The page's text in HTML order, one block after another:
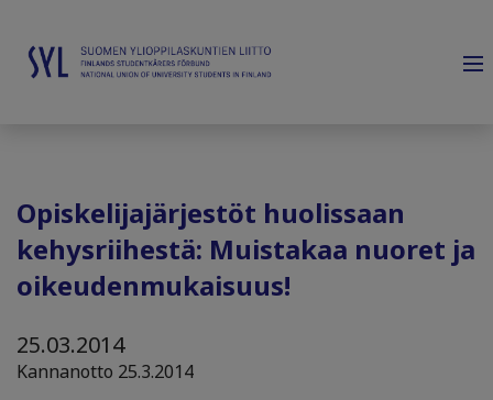
Opiskelijajärjestöt huolissaan
kehysriihestä: Muistakaa nuoret ja
oikeudenmukaisuus!
25.03.2014
Kannanotto 25.3.2014